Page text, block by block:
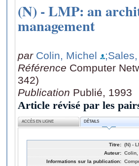
(N) - LMP: an
management
par Colin, Michel
Référence Computer
342)
Publication Publié, 1993
Article révisé par les
ACCÈS EN LIGNE DÉTAILS
Titre: (N) -
Auteur:
Informations sur la publication: